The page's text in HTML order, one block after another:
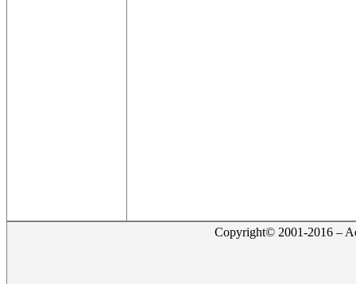
Copyright© 2001-2016 –